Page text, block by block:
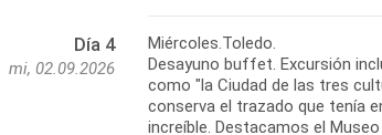
Día 4
mi, 02.09.2026
Miércoles.Toledo.
Desayuno buffet. Excursión
como "la Ciudad de las tres
conserva el trazado que tenía
increíble. Destacamos el